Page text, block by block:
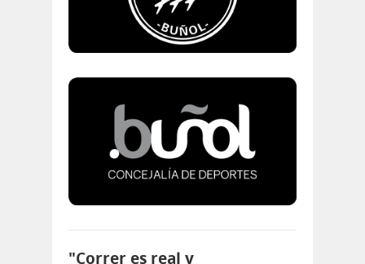
"Correr es real y